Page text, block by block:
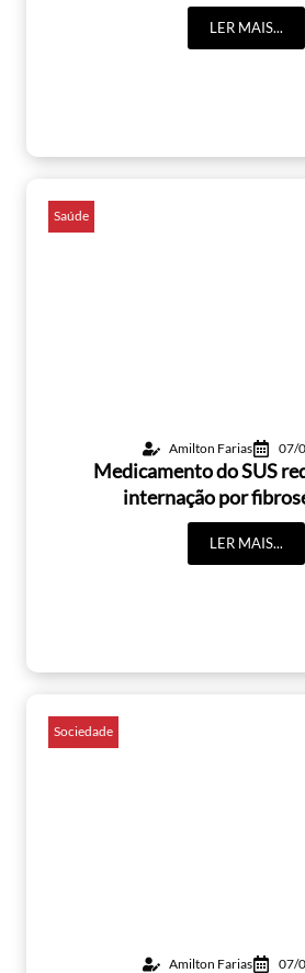
LER MAIS...
Saúde
Amilton Farias 07/
Medicamento do SUS
internação por
LER MAIS...
Sociedade
Amilton Farias 07/